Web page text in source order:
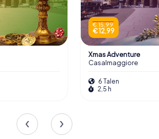
€ 15,99
€ 12,99
Xmas Adventure
Casalmaggiore
6 Talen
2,5 h